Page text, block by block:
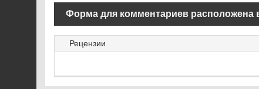
Форма для комментариев расположена
Рецензии